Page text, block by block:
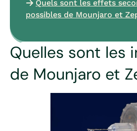
Quels sont les effets
possibles de Mounjaro et
Quelles sont les
de Mounjaro et